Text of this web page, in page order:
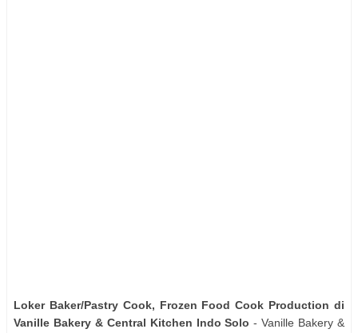
Loker Baker/Pastry Cook, Frozen Food Cook Production di
Vanille Bakery & Central Kitchen Indo Solo- Vanille Bakery &